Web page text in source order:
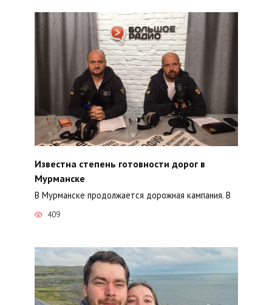
Известна степень готовности дорог в
Мурманске
В Мурманске продолжается дорожная кампания. В
409